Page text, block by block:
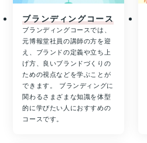
ブランディングコース
ブランディングコースでは、
元博報堂社員の講師の方を迎
え、ブランドの定義や立ち上
げ方、良いブランドづくりの
ための視点などを学ぶことが
できます。 ブランディングに
関わるさまざまな知識を体型
的に学びたい人におすすめの
コースです。